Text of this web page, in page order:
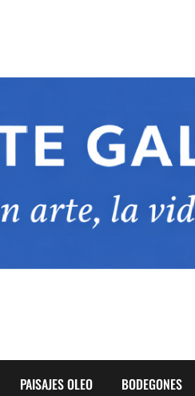
PAISAJES OLEO BODEGONES